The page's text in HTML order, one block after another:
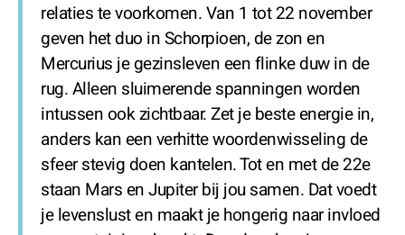
relaties te voorkomen. Van 1 tot 22 november
geven het duo in Schorpioen, de zon en
Mercurius je gezinsleven een flinke duw in de
rug. Alleen sluimerende spanningen worden
intussen ook zichtbaar. Zet je beste energie in,
anders kan een verhitte woordenwisseling de
sfeer stevig doen kantelen. Tot en met de 22e
staan Mars en Jupiter bij jou samen. Dat voedt
je levenslust en maakt je hongerig naar invloed